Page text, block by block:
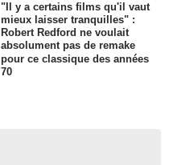
"Il y a certains films qu'il vaut
mieux laisser tranquilles" :
Robert Redford ne voulait
absolument pas de remake
pour ce classique des années
70